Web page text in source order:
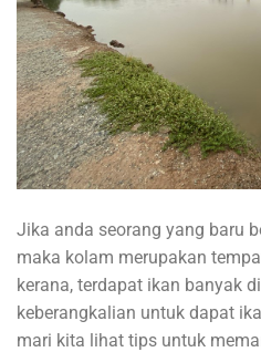
Jika anda seorang yang baru
maka kolam merupakan
kerana, terdapat ikan banyak
keberangkalian untuk dapat
mari kita lihat tips untuk